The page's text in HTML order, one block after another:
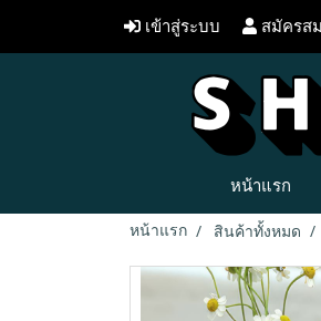
เข้าสู่ระบบ สมัครส
หน้าแรก
หน้าแรก สินค้าทั้งหมด